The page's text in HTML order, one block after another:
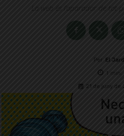
La web és l’aparador de tot
Per El
1 min.
21 de juny de